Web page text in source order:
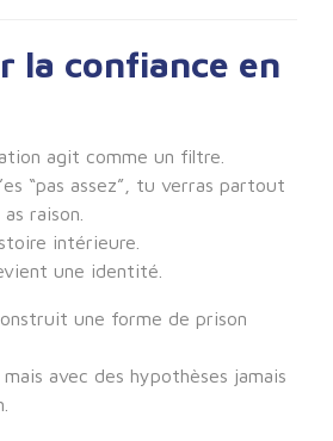
la confiance en
agit comme un filtre.
“pas assez”, tu verras partout
raison.
intérieure.
une identité.
une forme de prison
avec des hypothèses jamais